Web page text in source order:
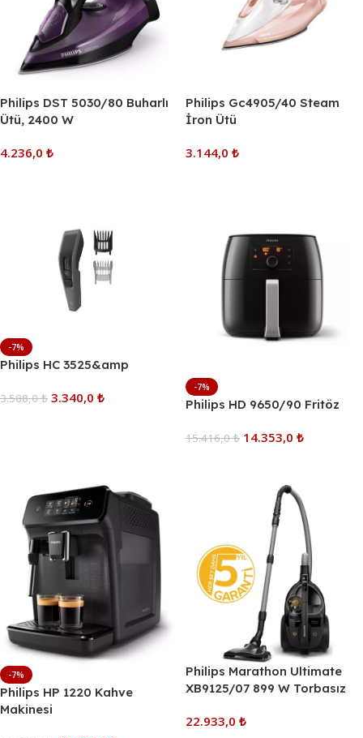
Philips DST 5030/80 Buharlı
Ütü, 2400 W
4.236,0 ₺
Philips Gc4905/40 Steam
İron Ütü
3.144,0 ₺
-7%
Philips HC 3525&amp
3.588,0₺ 3.340,0 ₺
-7%
Philips HD 9650/90 Fritöz
15.416,0₺ 14.353,0 ₺
-7%
Philips HP 1220 Kahve
Makinesi
Philips Marathon Ultimate
XB9125/07 899 W Torbasız
Elektrikli Süpürge
22.933,0 ₺